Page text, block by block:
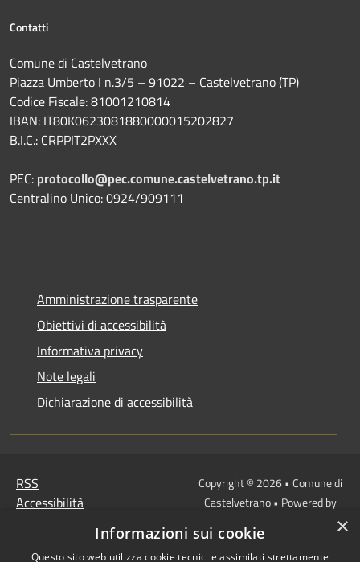
Contatti
Comune di Castelvetrano
Piazza Umberto I n.3/5 – 91022 – Castelvetrano (TP)
Codice Fiscale: 81001210814
IBAN: IT80K0623081880000015202827
B.I.C.: CRPPIT2PXXX
PEC: protocollo@pec.comune.castelvetrano.tp.it
Centralino Unico: 0924/909111
Amministrazione trasparente
Obiettivi di accessibilità
Informativa privacy
Note legali
Dichiarazione di accessibilità
RSS
Accessibilità
Copyright © 2026 • Comune di
Castelvetrano • Powered by
redazione
×
Informazioni sui cookie
Questo sito web utilizza cookie tecnici e assimilati strettamente